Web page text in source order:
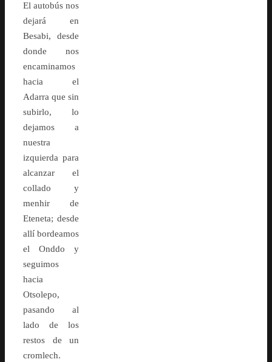
El autobús nos
dejará en
Besabi, desde
donde nos
encaminamos
hacia el
Adarra que sin
subirlo, lo
dejamos a
nuestra
izquierda para
alcanzar el
collado y
menhir de
Eteneta; desde
allí bordeamos
el Onddo y
seguimos
hacia
Otsolepo,
pasando al
lado de los
restos de un
cromlech.